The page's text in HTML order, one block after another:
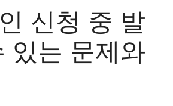
신청 중 발
있는 문제와